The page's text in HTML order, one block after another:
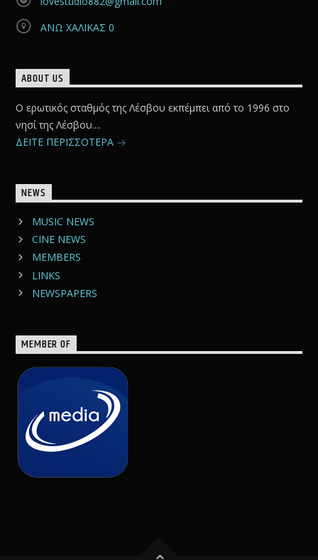
ΑΝΩ ΧΑΛΙΚΑΣ 0
ABOUT US
Ο ερωτικός σταθμός της Λέσβου εκπέμπει από το 1996 στο
νησί της Λέσβου....
ΔΕΙΤΕ ΠΕΡΙΣΣΟΤΕΡΑ
NEWS
MUSIC NEWS
CINE NEWS
MEMBERS
LINKS
NEWSPAPERS
MEMBER OF